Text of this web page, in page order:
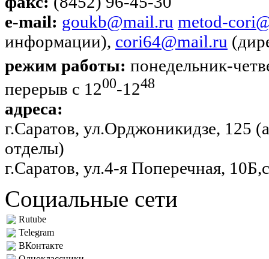
e-mail: goukb@mail.ru metod-
информации), cori64@mail.ru
режим работы: понедельник-
перерыв с 1200-1248
адреса:
г.Саратов, ул.Орджоникидзе, 125
отделы)
г.Саратов, ул.4-я Поперечная,
Социальные сети
Rutube
Telegram
ВКонтакте